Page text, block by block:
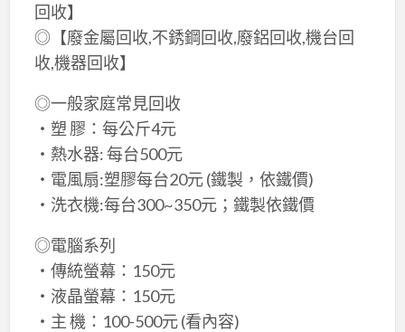
回收】
◎【廢金屬回收,不銹鋼回收,廢鋁回收,機台回
收,機器回收】
◎一般家庭常見回收
‧塑 膠：每公斤4元
‧熱水器: 每台500元
‧電風扇:塑膠每台20元 (鐵製，依鐵價)
‧洗衣機:每台300~350元；鐵製依鐵價
◎電腦系列
‧傳統螢幕：150元
‧液晶螢幕：150元
‧主 機：100-500元 (看內容)